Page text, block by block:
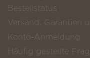
Bestellstatus
Versand, Garantien
Konto-Anmeldung
Häufig gestellte